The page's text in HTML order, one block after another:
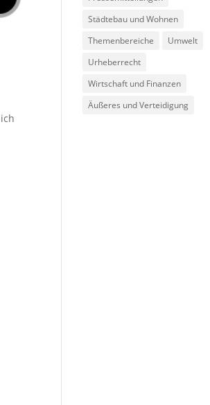
Städtebau und Wohnen
Themenbereiche
Umwelt
Urheberrecht
Wirtschaft und Finanzen
Äußeres und Verteidigung